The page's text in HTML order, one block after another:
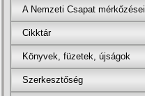
A Nemzeti Csapat mérkőzései
Cikktár
Könyvek, füzetek, újságok
Szerkesztőség